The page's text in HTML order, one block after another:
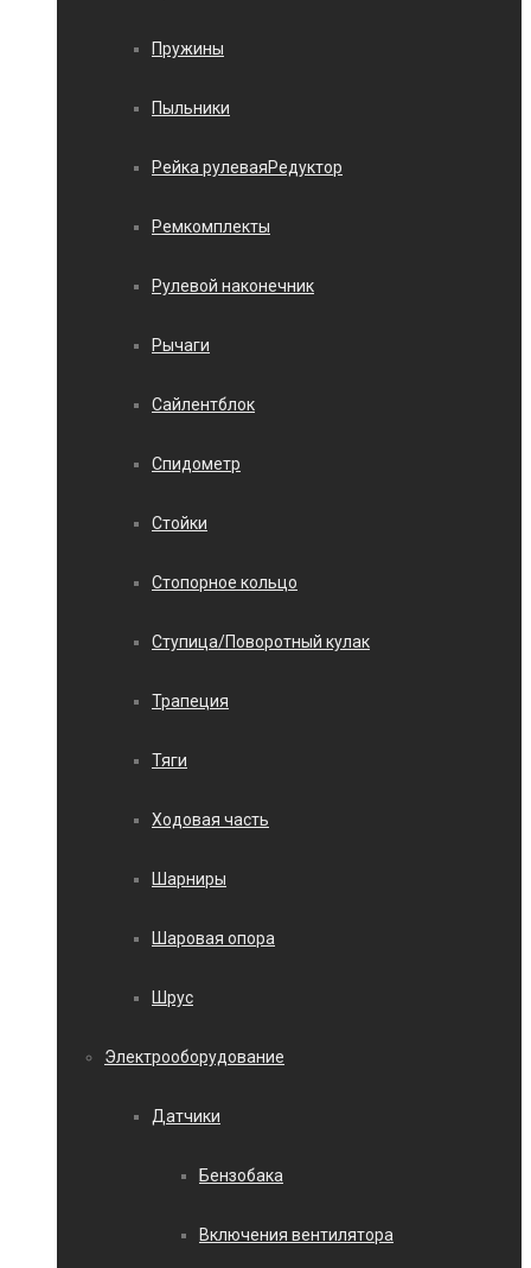
Пружины
Пыльники
Рейка рулеваяРедуктор
Ремкомплекты
Рулевой наконечник
Рычаги
Сайлентблок
Спидометр
Стойки
Стопорное кольцо
Ступица/Поворотный кулак
Трапеция
Тяги
Ходовая часть
Шарниры
Шаровая опора
Шрус
Электрооборудование
Датчики
Бензобака
Включения вентилятора